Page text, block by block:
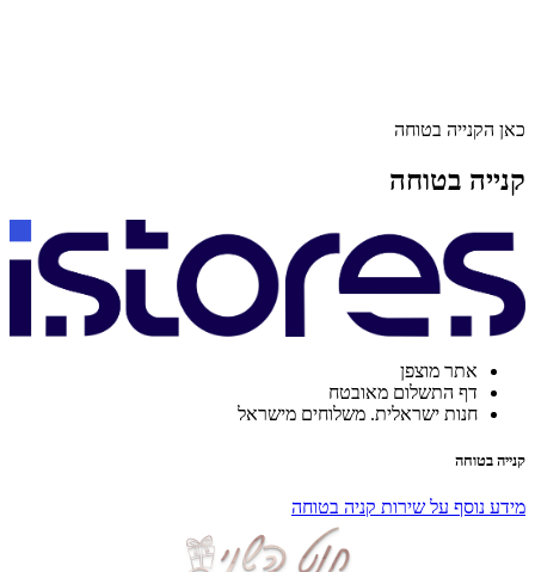
כאן הקנייה בטוחה
קנייה בטוחה
אתר מוצפן
דף התשלום מאובטח
חנות ישראלית. משלוחים מישראל
קנייה בטוחה
מידע נוסף על שירות קניה בטוחה